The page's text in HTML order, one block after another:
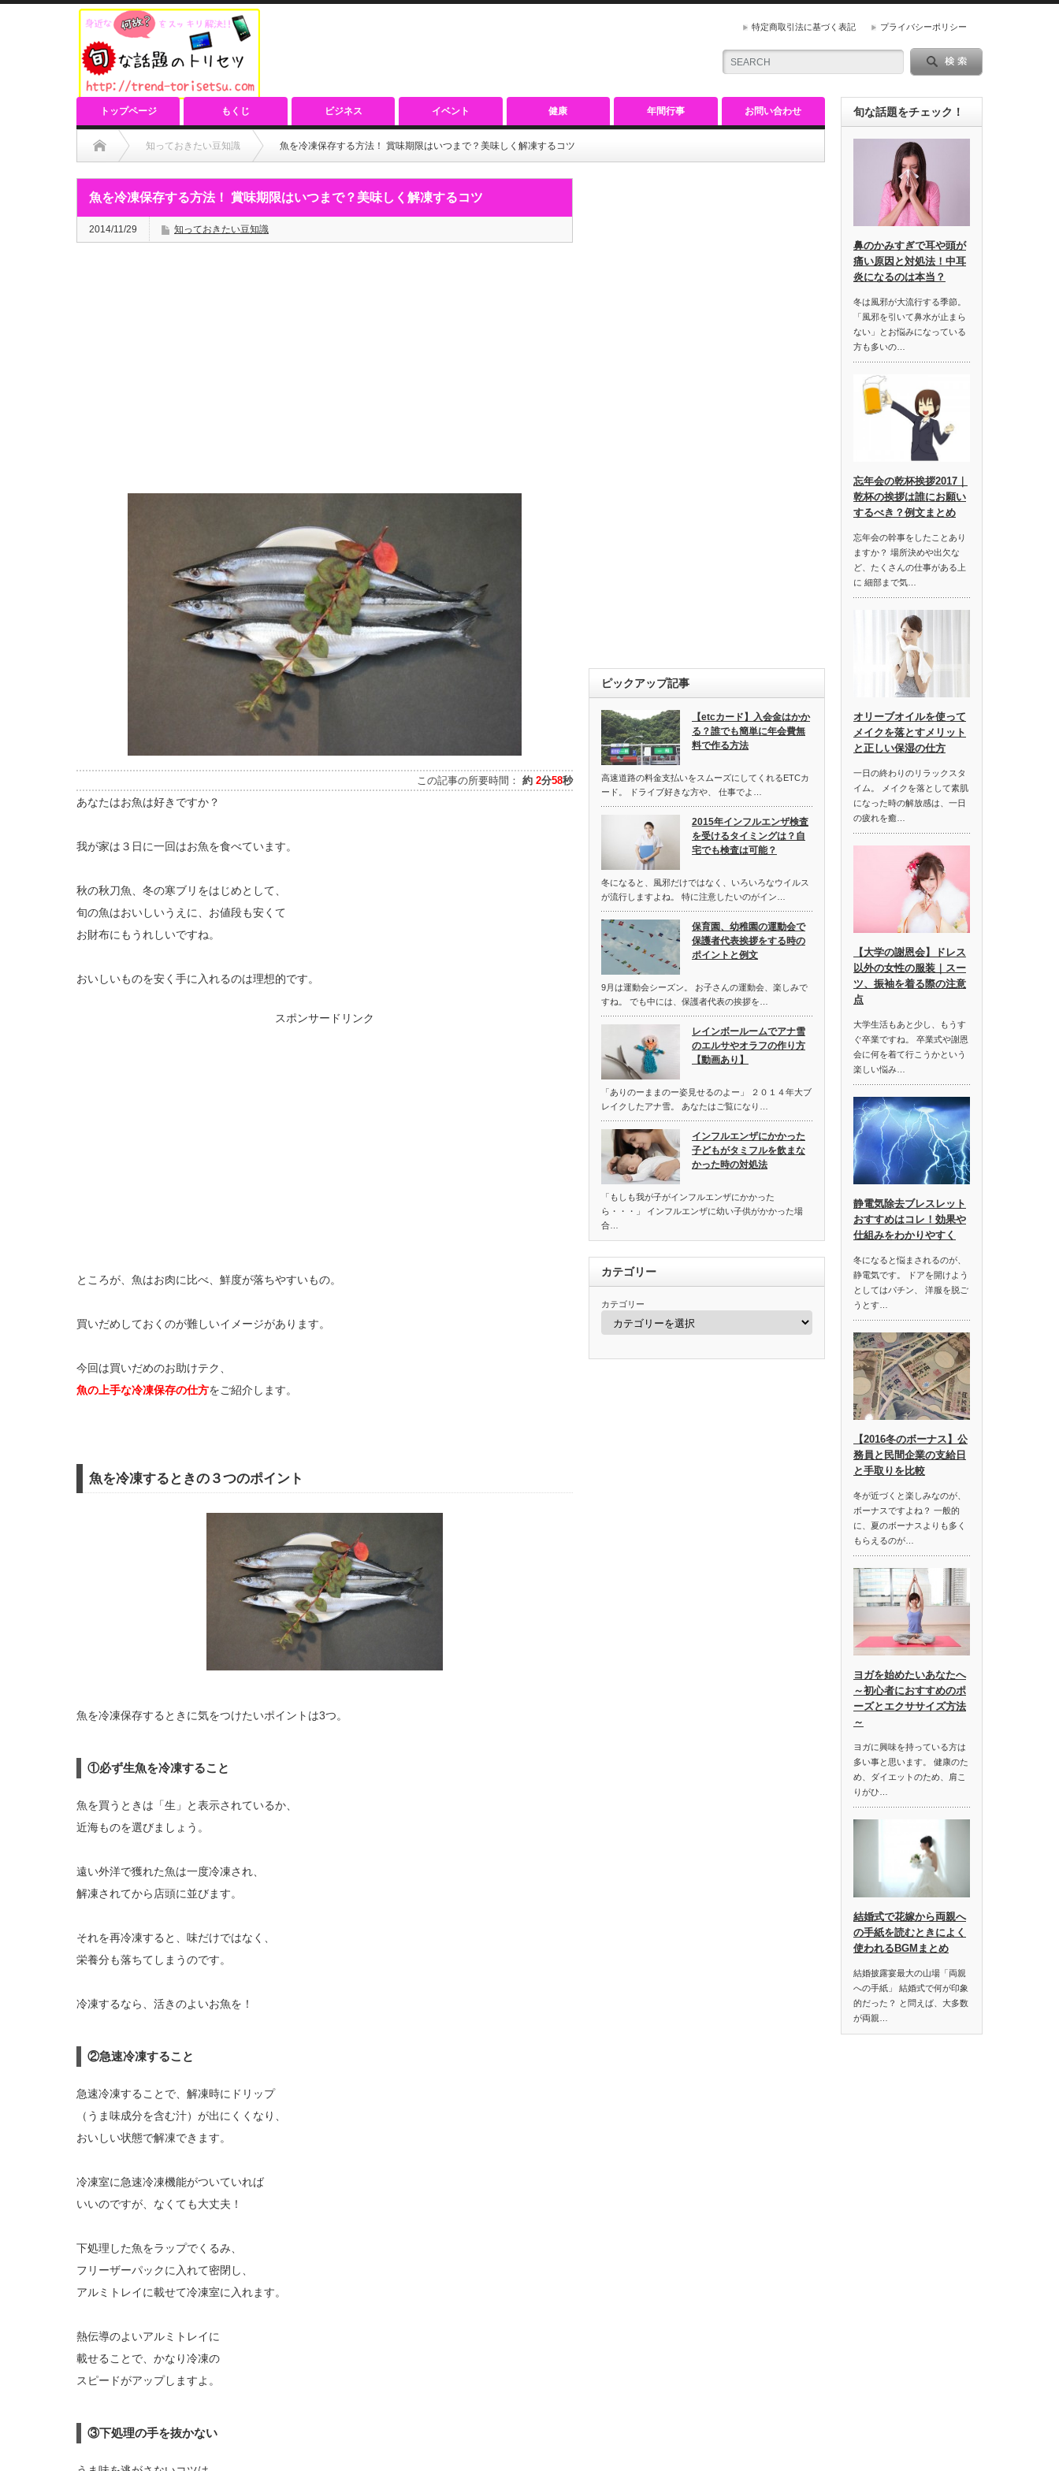
特定商取引法に基づく表記 プライバシーポリシー
トップページ もくじ ビジネス イベント 健康 年間行事 お問い合わせ
知っておきたい豆知識 魚を冷凍保存する方法！ 賞味期限はいつまで？美味しく解凍するコツ
魚を冷凍保存する方法！ 賞味期限はいつまで？美味しく解凍するコツ
2014/11/29 知っておきたい豆知識
この記事の所要時間： 約 2分58秒
あなたはお魚は好きですか？
我が家は３日に一回はお魚を食べています。
秋の秋刀魚、冬の寒ブリをはじめとして、
旬の魚はおいしいうえに、お値段も安くて
お財布にもうれしいですね。
おいしいものを安く手に入れるのは理想的です。
スポンサードリンク
ところが、魚はお肉に比べ、鮮度が落ちやすいもの。
買いだめしておくのが難しいイメージがあります。
今回は買いだめのお助けテク、
魚の上手な冷凍保存の仕方をご紹介します。
魚を冷凍するときの３つのポイント
魚を冷凍保存するときに気をつけたいポイントは3つ。
①必ず生魚を冷凍すること
魚を買うときは「生」と表示されているか、
近海ものを選びましょう。
遠い外洋で獲れた魚は一度冷凍され、
解凍されてから店頭に並びます。
それを再冷凍すると、味だけではなく、
栄養分も落ちてしまうのです。
冷凍するなら、活きのよいお魚を！
②急速冷凍すること
急速冷凍することで、解凍時にドリップ
（うま味成分を含む汁）が出にくくなり、
おいしい状態で解凍できます。
冷凍室に急速冷凍機能がついていれば
いいのですが、なくても大丈夫！
下処理した魚をラップでくるみ、
フリーザーパックに入れて密閉し、
アルミトレイに載せて冷凍室に入れます。
熱伝導のよいアルミトレイに
載せることで、かなり冷凍の
スピードがアップしますよ。
③下処理の手を抜かない
ピックアップ記事
【etcカード】入会金はかか
る？誰でも簡単に年会費無
料で作る方法
高速道路の料金支払いをスムーズにしてくれるETCカ
ード。 ドライブ好きな方や、 仕事でよ…
2015年インフルエンザ検査
を受けるタイミングは？自
宅でも検査は可能？
冬になると、風邪だけではなく、いろいろなウイルス
が流行しますよね。 特に注意したいのがイン…
保育園、幼稚園の運動会で
保護者代表挨拶をする時の
ポイントと例文
9月は運動会シーズン。 お子さんの運動会、楽しみで
すね。 でも中には、保護者代表の挨拶を…
レインボールームでアナ雪
のエルサやオラフの作り方
【動画あり】
「ありのーままのー姿見せるのよー」 ２０１４年大ブ
レイクしたアナ雪。 あなたはご覧になり…
インフルエンザにかかった
子どもがタミフルを飲まな
かった時の対処法
「もしも我が子がインフルエンザにかかった
ら・・・」 インフルエンザに幼い子供がかかった場
合…
カテゴリー
カテゴリー
旬な話題をチェック！
鼻のかみすぎで耳や頭が
痛い原因と対処法！中耳
炎になるのは本当？
冬は風邪が大流行する季節。
「風邪を引いて鼻水が止まら
ない」とお悩みになっている
方も多いの…
忘年会の乾杯挨拶2017｜
乾杯の挨拶は誰にお願い
するべき？例文まとめ
忘年会の幹事をしたことあり
ますか？ 場所決めや出欠な
ど、たくさんの仕事がある上
に 細部まで気…
オリーブオイルを使って
メイクを落とすメリット
と正しい保湿の仕方
一日の終わりのリラックスタ
イム。 メイクを落として素肌
になった時の解放感は、一日
の疲れを癒…
【大学の謝恩会】ドレス
以外の女性の服装｜スー
ツ、振袖を着る際の注意
点
大学生活もあと少し、もうす
ぐ卒業ですね。 卒業式や謝恩
会に何を着て行こうかという
楽しい悩み…
静電気除去ブレスレット
おすすめはコレ！効果や
仕組みをわかりやすく
冬になると悩まされるのが、
静電気です。 ドアを開けよう
としてはパチン、 洋服を脱ご
うとす…
【2016冬のボーナス】公
務員と民間企業の支給日
と手取りを比較
冬が近づくと楽しみなのが、
ボーナスですよね？ 一般的
に、夏のボーナスよりも多く
もらえるのが…
ヨガを始めたいあなたへ
～初心者におすすめのポ
ーズとエクササイズ方法
～
ヨガに興味を持っている方は
多い事と思います。 健康のた
め、ダイエットのため、肩こ
りがひ…
結婚式で花嫁から両親へ
の手紙を読むときによく
使われるBGMまとめ
結婚披露宴最大の山場「両親
への手紙」 結婚式で何が印象
的だった？ と問えば、大多数
が両親…